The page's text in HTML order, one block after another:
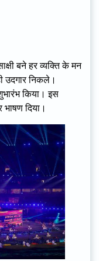
बने हर व्यक्ति के मन
उदगार निकले।
किया। इस
दिया।